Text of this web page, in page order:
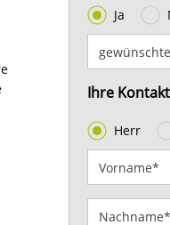
Ja
Ihre
Herr